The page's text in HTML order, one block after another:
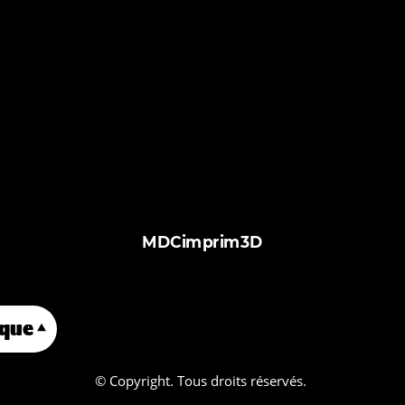
MDCimprim3D
© Copyright. Tous droits réservés.